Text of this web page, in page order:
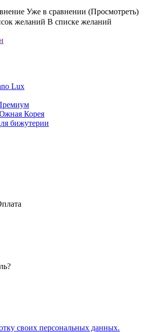
Уже в сравнении (Просмотреть)
желаний В списке желаний
Lux
Корея
бижутерии
своих персональных данных.